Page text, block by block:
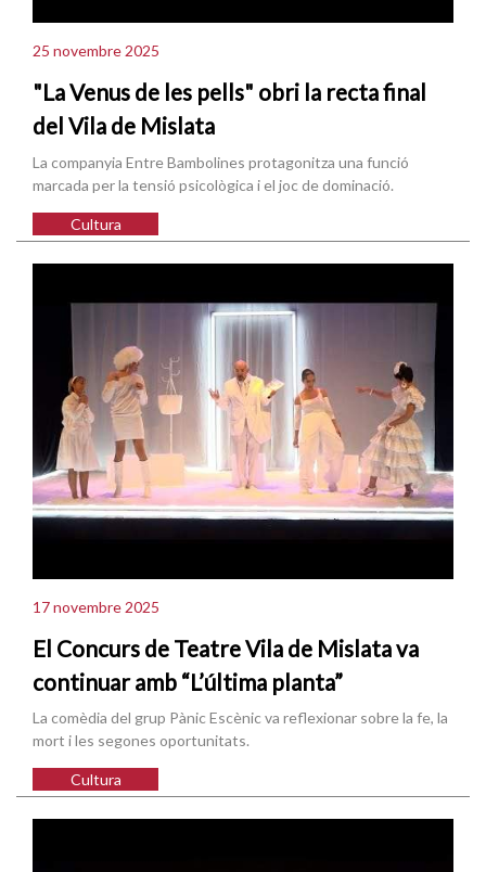
25 novembre 2025
"La Venus de les pells" obri la recta final
del Vila de Mislata
La companyia Entre Bambolines protagonitza una funció
marcada per la tensió psicològica i el joc de dominació.
Cultura
17 novembre 2025
El Concurs de Teatre Vila de Mislata va
continuar amb “L’última planta”
La comèdia del grup Pànic Escènic va reflexionar sobre la fe, la
mort i les segones oportunitats.
Cultura